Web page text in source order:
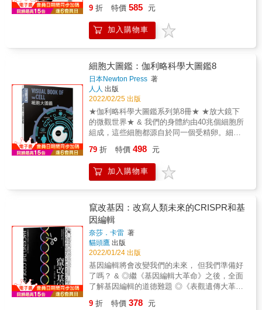
了我們對癌症和基因的了解一樣。
Higgins），《密爾瓦基哨兵報》（Milwaukee
Journal Sentinel） & 《細胞之歌》追溯了我們
對細胞的理解，我們如何學會操縱它們，把它
創造新人類。教人欲罷不能！
&mdash;&mdash;《紐約郵報》（New York
Post） & 博大精深，高瞻遠矚&hellip;&hellip;
穆克吉是優雅的作家&hellip;&hellip;[並且]是充
滿自信和親切友善的導遊。&mdash;&mdash;
漢彌爾頓．凱恩（Hamilton Cain），《明尼亞
波利斯明星論壇報》（Minneapolis Star
《細胞之歌》就會讓你嘆為觀止。這是一堂大
師講座。&mdash;&mdash;蘇珊．歐沙利文
（Suzanne O&rsquo;Sullivan），《衛報》
克吉熱忱地指導，讓我們欣喜──同時一直催著
我們越過遼闊得出奇而又錯綜複雜的景觀。
&mdash;&mdash;大衛．A．謝維茲（David A.
Shaywitz），《華爾街日報》 & 對於任何想要
了解自己身體基礎成分的人（每個人都應該要
這樣做）來說，本書是資訊豐富，趣味盎然的
介紹。──《經濟學人》（The Economist） &
穆克吉是引人入勝的作家，他注意到如奈米般
極其微小的美和潛藏在比喻中的欺瞞
&hellip;&hellip;。本書文筆慈悲溫暖而幽默，讓
所謂的母性本能。 如今，母職越來越被視為一
種人生選擇，同時，女性也對「成為母親」這
項古老任務更為猶疑。 「我真的會愛我的寶寶
問題不一定完全超出科學範疇，生物學或許可
以嘗試回答是哪些力量在塑造母親。 成為母親
將無可避免地受到許多外力影響，小至細胞內
的轉變，大到來自整個文明的偏見。 在過程
中，媽媽無論在生理上還是心理上都會很自然
地改變，甚至有了幾近全新的媽媽腦或心臟。
即使是同一個媽媽，也會在每一次的生育之
後，蛻變成各種不同樣貌的母親。 & 只是這些
改變不一定經過媽媽本人同意。 & 身為擁有四
合最新的科學研究與自身經歷，去理解這些或
好或壞的面向是如何產生的。 & 然後，繼續往
前邁進。
9 折 特價 585 元
加入購物車
細胞大圖鑑：伽利略科學大圖鑑8
日本Newton Press 著
人人 出版
2022/02/25 出版
★伽利略科學大圖鑑系列第8冊★ ★放大鏡下
的微觀世界★ & 我們的身體約由40兆個細胞所
組成，這些細胞都源自於同一個受精卵。細胞
約270種不同樣貌且功能各異的器官。 & 大
象、老鼠之類的動物，抑或美麗的花草樹木，
乃至引發疾病的細菌等等，這些共存於地球上
透過分工合作來維持生命的運作，還擁有無限
的可能性。 & 《細胞大圖鑑》收錄了許多無法
以肉眼直接觀察的珍貴圖像，搭配深入淺出的
文字解析各種細胞的功能、揭示生命的本質，
還有獨立的章節介紹當今的移植技術，適合所
有對生物奧祕感興趣的人來一探究竟。 & 系列
特色 & 1. 日本牛頓出版社獨家授權。 2. 主題
明確，解釋清晰。 3. 以關鍵字整合知識，含括
範圍廣，拓展學習視野。
79 折 特價 498 元
加入購物車
竄改基因：改寫人類未來的CRISPR和基
因編輯
奈莎．卡雷 著
貓頭鷹 出版
2022/01/24 出版
基因編輯將會改變我們的未來， 但我們準備好
了嗎？ & ◎繼《基因編輯大革命》之後，全面
了解基因編輯的道德難題 ◎《表觀遺傳大革
因編輯 基因改造發展至今50年來，在農業上已
9 折 特價 378 元